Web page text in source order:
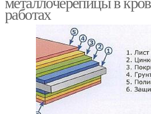
Обрешетки для
монтеррей
Контррейка под
металлочерепицу
работах